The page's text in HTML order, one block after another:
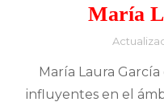
María
María Laura
influyentes en el